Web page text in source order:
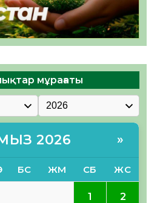
мұрағаты
2026 »
БС ЖМ СБ ЖС
1 2